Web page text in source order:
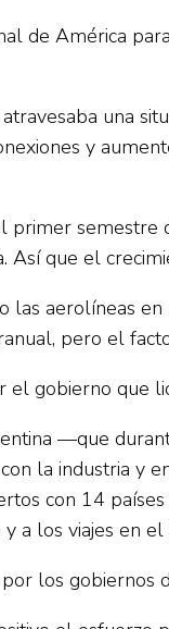
de América
una
y
primer
Así que el
las aerolíneas
pero el
gobierno que
—que
la industria y
con 14
a los viajes en el
los gobiernos